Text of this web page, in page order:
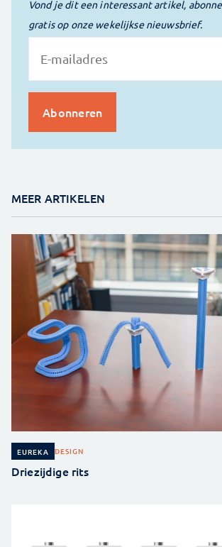
Vond je dit een interessant artikel,
gratis op onze wekelijkse nieuwsbrief.
MEER ARTIKELEN
EUREKA DESIGN
Driezijdige rits